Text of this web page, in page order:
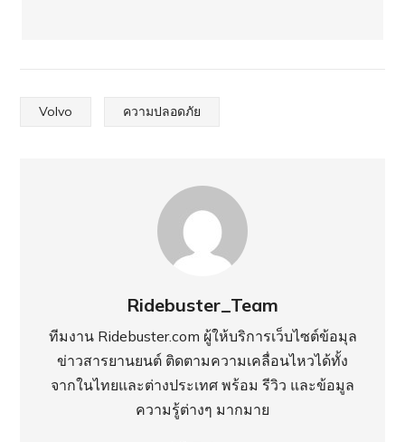
Volvo ความปลอดภัย
Ridebuster_Team
ทีมงาน Ridebuster.com ผู้ให้บริการเว็บไซต์ข้อมุล
ข่าวสารยานยนต์ ติดตามความเคลื่อนไหวได้ทั้ง
จากในไทยและต่างประเทศ พร้อม รีวิว และข้อมูล
ความรู้ต่างๆ มากมาย